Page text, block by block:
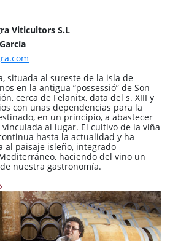
Viticultors S.L
situada al sureste de la isla de
en la antigua “possessió” de Son
cerca de Felanitx, data del s. XIII y
con unas dependencias para la
en un principio, a abastecer
al lugar. El cultivo de la viña
hasta la actualidad y ha
paisaje isleño, integrado
haciendo del vino un
nuestra gastronomía.